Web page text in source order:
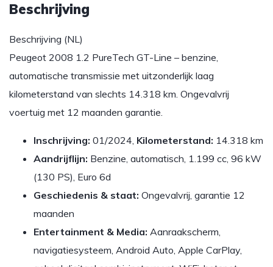
Beschrijving
Beschrijving (NL)
Peugeot 2008 1.2 PureTech GT-Line – benzine,
automatische transmissie met uitzonderlijk laag
kilometerstand van slechts 14.318 km. Ongevalvrij
voertuig met 12 maanden garantie.
Inschrijving: 01/2024, Kilometerstand: 14.318 km
Aandrijflijn: Benzine, automatisch, 1.199 cc, 96 kW
(130 PS), Euro 6d
Geschiedenis & staat: Ongevalvrij, garantie 12
maanden
Entertainment & Media: Aanraakscherm,
navigatiesysteem, Android Auto, Apple CarPlay,